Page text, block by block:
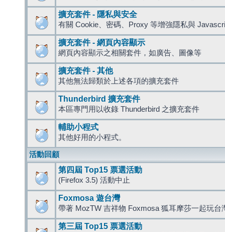
擴充套件 - 隱私與安全
有關 Cookie、密碼、Proxy 等增強隱私與
擴充套件 - 網頁內容顯示
網頁內容顯示之相關套件，如廣告、圖像等
擴充套件 - 其他
其他無法歸類於上述各項的擴充套件
Thunderbird 擴充套件
本區專門用以收錄 Thunderbird 之擴充套件
輔助小程式
其他好用的小程式。
活動回顧
第四屆 Top15 票選活動
(Firefox 3.5) 活動中止
Foxmosa 遊台灣
帶著 MozTW 吉祥物 Foxmosa 狐耳摩莎一起玩台
第三屆 Top15 票選活動